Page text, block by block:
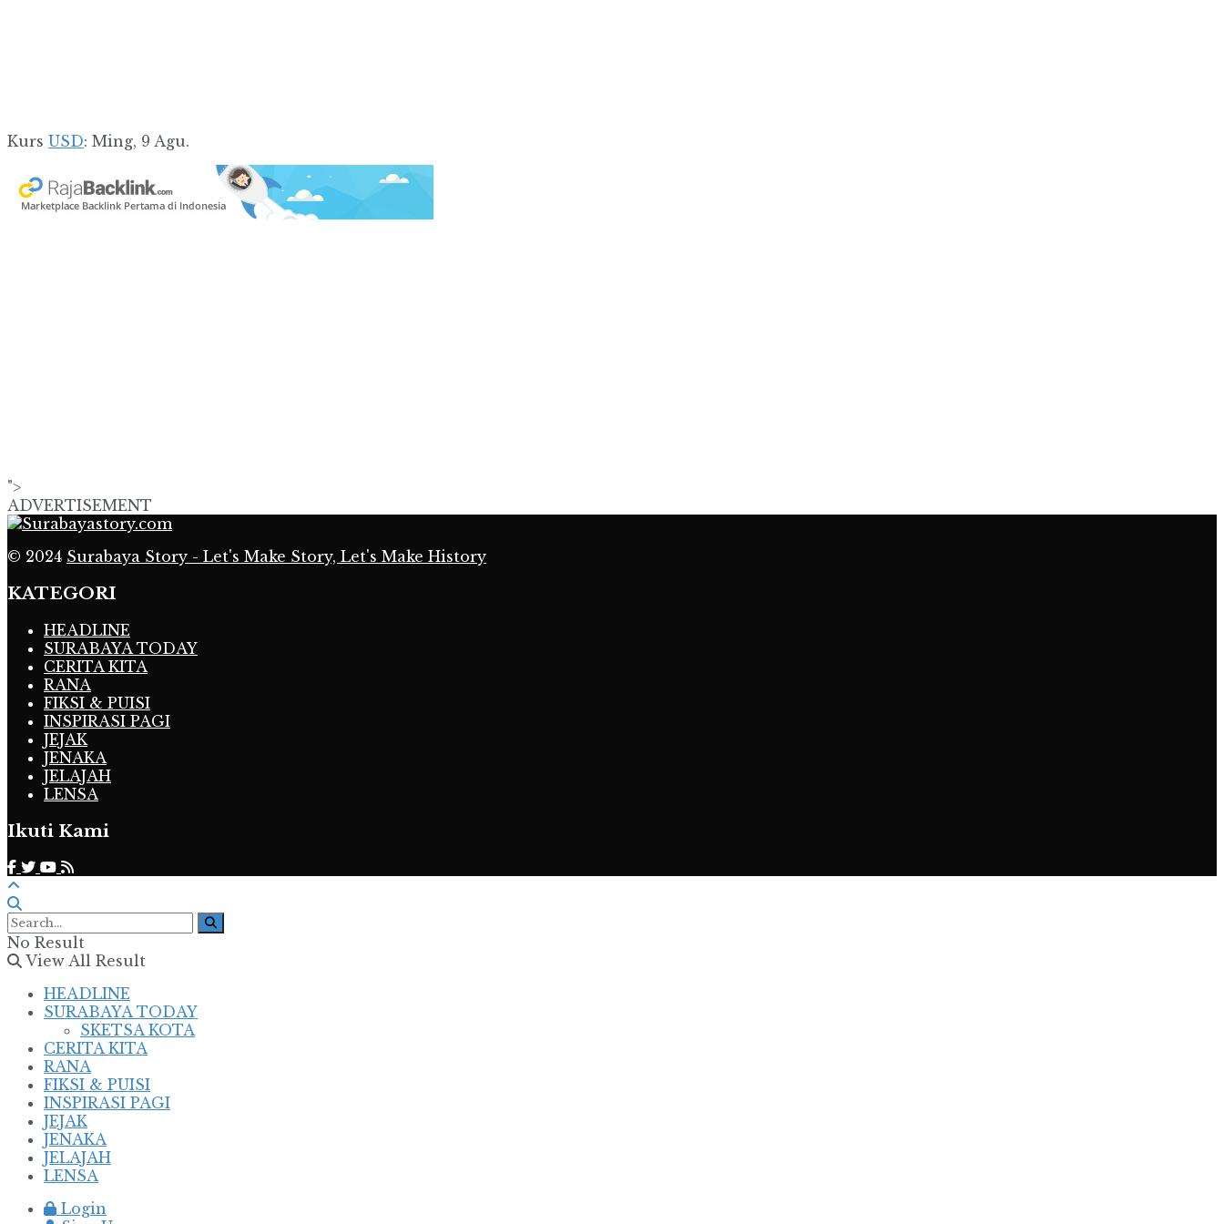
Kurs USD: Ming, 9 Agu.
">
ADVERTISEMENT
© 2024 Surabaya Story - Let's Make Story, Let's Make History
KATEGORI
HEADLINE
SURABAYA TODAY
CERITA KITA
RANA
FIKSI & PUISI
INSPIRASI PAGI
JEJAK
JENAKA
JELAJAH
LENSA
Ikuti Kami
No Result
View All Result
HEADLINE
SURABAYA TODAY
SKETSA KOTA
CERITA KITA
RANA
FIKSI & PUISI
INSPIRASI PAGI
JEJAK
JENAKA
JELAJAH
LENSA
Login